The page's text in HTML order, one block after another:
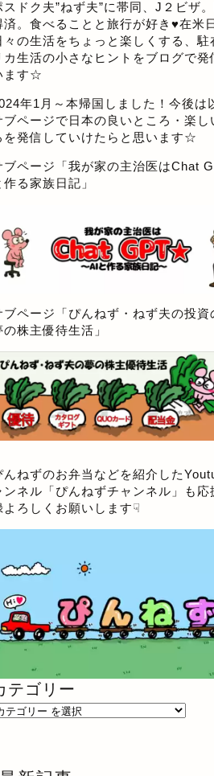
スドク夫”ねず夫”に帯同、J２ビザ
済。食べることと旅行が好き♥在米
々の生活をちょっと楽しくする、駐
カ生活の小さなヒントをブログで発
ます☆
年1月～本帰国しました！今後は
ブページで日本の良いところ・楽し
を発信していけたらと思います☆
ブページ「我が家の主治医はChat
作る家族日記 」
ブページ「ぴんねず・ねず夫の投
の株主優待生活 」
んねずのお弁当などを紹介した
ンネル「ぴんねずチャンネル 」も
よろしくお願いします☟
テゴリー